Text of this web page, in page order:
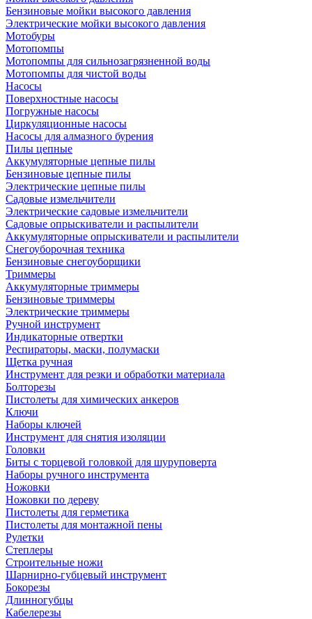
Бензиновые мойки высокого давления
Электрические мойки высокого давления
Мотобуры
Мотопомпы
Мотопомпы для сильнозагрязненной воды
Мотопомпы для чистой воды
Насосы
Поверхностные насосы
Погружные насосы
Циркуляционные насосы
Насосы для алмазного бурения
Пилы цепные
Аккумуляторные цепные пилы
Бензиновые цепные пилы
Электрические цепные пилы
Садовые измельчители
Электрические садовые измельчители
Садовые опрыскиватели и распылители
Аккумуляторные опрыскиватели и распылители
Снегоуборочная техника
Бензиновые снегоуборщики
Триммеры
Аккумуляторные триммеры
Бензиновые триммеры
Электрические триммеры
Ручной инструмент
Индикаторные отвертки
Респираторы, маски, полумаски
Щетка ручная
Инструмент для резки и обработки материала
Болторезы
Пистолеты для химических анкеров
Ключи
Наборы ключей
Инструмент для снятия изоляции
Головки
Биты с торцевой головкой для шуруповерта
Наборы ручного инструмента
Ножовки
Ножовки по дереву
Пистолеты для герметика
Пистолеты для монтажной пены
Рулетки
Степлеры
Строительные ножи
Шарнирно-губцевый инструмент
Бокорезы
Длинногубцы
Кабелерезы